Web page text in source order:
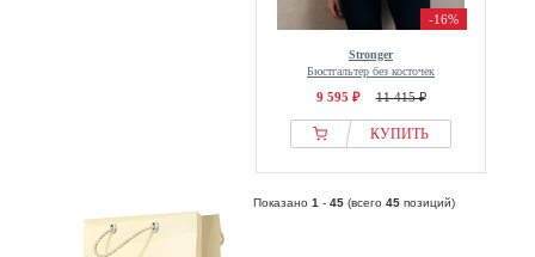
-16%
Stronger
Бюстгальтер без косточек
9 595 ₽ 11 415 ₽
КУПИТЬ
Показано 1 - 45 (всего 45 позиций)